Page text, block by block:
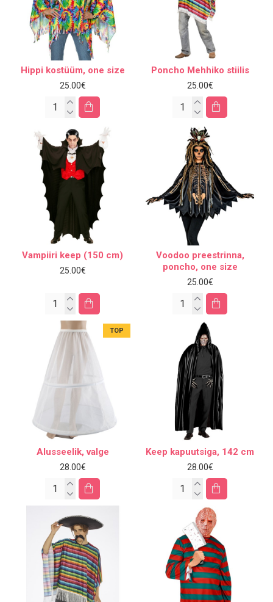
Hippi kostüüm, one size
25.00€
Poncho Mehhiko stiilis
25.00€
Vampiiri keep (150 cm)
25.00€
Voodoo preestrinna,
poncho, one size
25.00€
TOP
Alusseelik, valge
28.00€
Keep kapuutsiga, 142 cm
28.00€